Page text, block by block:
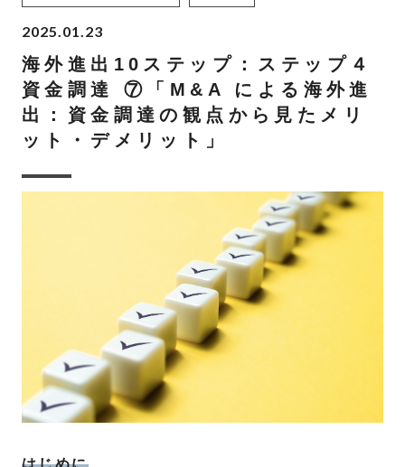
2025.01.23
海外進出10ステップ：ステップ４
資金調達 ⑦「M&A による海外進
出：資金調達の観点から見たメリ
ット・デメリット」
はじめに